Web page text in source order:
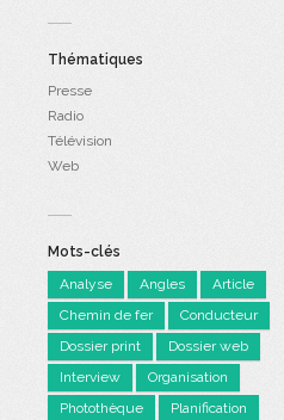
Thématiques
Presse
Radio
Télévision
Web
Mots-clés
Analyse
Angles
Article
Chemin de fer
Conducteur
Dossier print
Dossier web
Interview
Organisation
Photothèque
Planification